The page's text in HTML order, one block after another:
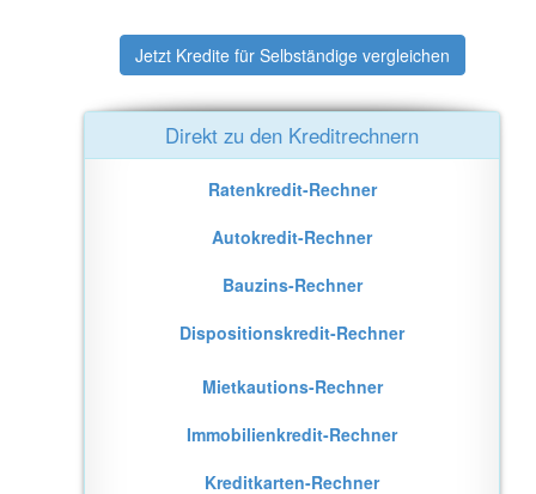
Jetzt Kredite für Selbständige vergleichen
Direkt zu den Kreditrechnern
Ratenkredit-Rechner
Autokredit-Rechner
Bauzins-Rechner
Dispositionskredit-Rechner
Mietkautions-Rechner
Immobilienkredit-Rechner
Kreditkarten-Rechner